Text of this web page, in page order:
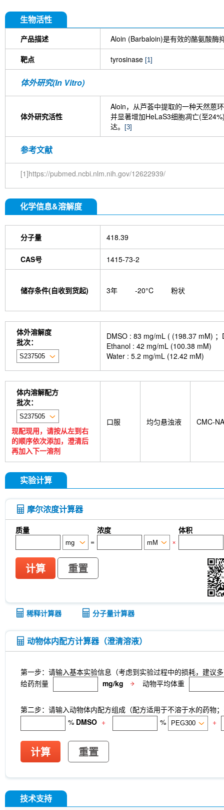
生物活性
产品描述 Aloin (Barbaloin)是有效的酪氨酸酶
靶点 tyrosinase [1]
体外研究(In Vitro)
体外研究活性
Aloin，从芦荟中提取的一种天然蒽
并显著增加HeLaS3细胞凋亡(至
达。
[3]
参考文献
[1]https://pubmed.ncbi.nlm.nih.gov/12622939/
化学信息&溶解度
分子量 418.39
CAS号 1415-73-2
储存条件(自收到货起) 3年 -20°C 粉状
体外溶解度
批次：
DMSO : 83 mg/mL ( (198.37 mM)
Ethanol : 42 mg/mL (100.38 mM)
Water : 5.2 mg/mL (12.42 mM)
体内溶解配方
批次：
现配现用，请按从左到右
的顺序依次添加，澄清后
再加入下一溶剂
口服 均匀悬浊液 CMC-NA
实验计算
摩尔浓度计算器
质量 浓度
体积
=
×
计算 重置
稀释计算器 分子量计算器
动物体内配方计算器（澄清溶液）
第一步：请输入基本实验信息（考虑到实验过程中的损耗，建议
给药剂量
mg/kg 动物平均体重
第二步：请输入动物体内配方组成（配方适用于不溶于水的药物
% DMSO + % +
计算 重置
技术支持